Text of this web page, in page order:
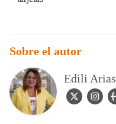
Sobre el autor
Edili Arias
twitter Icon